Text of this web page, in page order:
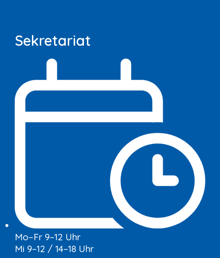
Sekretariat
Mo–Fr 9–12 Uhr
Mi 9–12 / 14–18 Uhr